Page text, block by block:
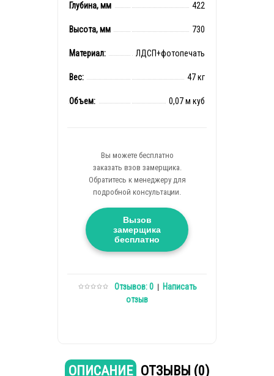
Глубина, мм 422
Высота, мм 730
Материал: ЛДСП+фотопечать
Вес: 47 кг
Объем: 0,07 м куб
Вы можете бесплатно
заказать взов замерщика.
Обратитесь к менеджеру для
подробной консультации.
Вызов
замерщика
бесплатно
Отзывов: 0| Написать
отзыв
ОПИСАНИЕ ОТЗЫВЫ (0)